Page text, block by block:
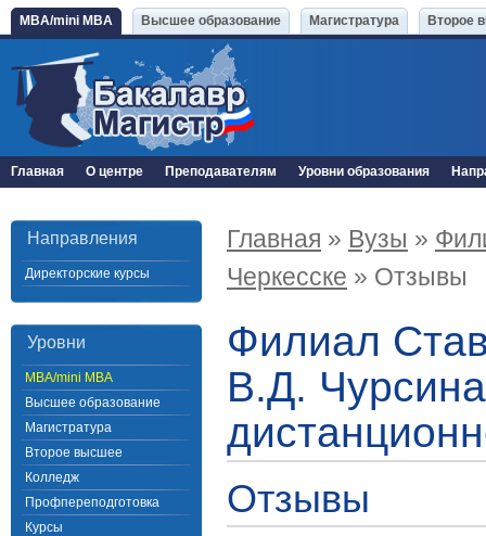
MBA/mini MBA Высшее образование Магистратура Второе
Главная О центре Преподавателям Уровни образования
Направления
Директорские курсы
Уровни
MBA/mini MBA
Высшее образование
Магистратура
Второе высшее
Колледж
Профпереподготовка
Курсы
Главная » Вузы »
Черкесске » Отзывы
Филиал
В.Д.
Отзывы